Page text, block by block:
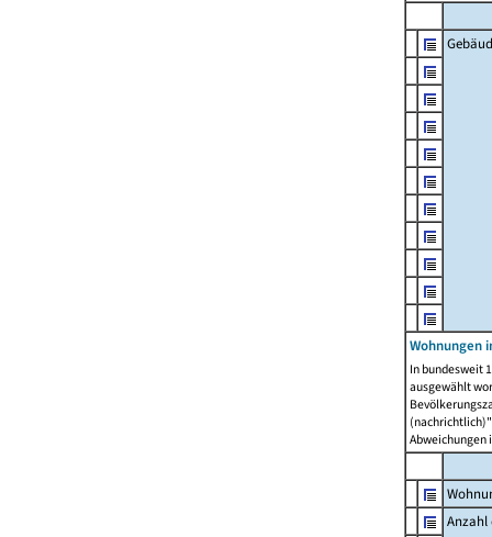
Wohnungen
In bundesweit
ausgewählt
Abweichungen
Anzahl